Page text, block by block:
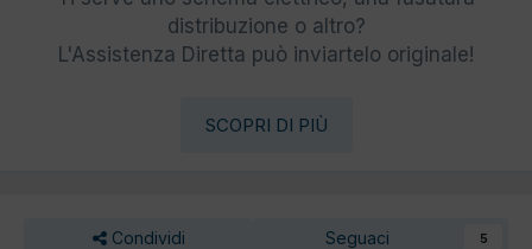
distribuzione o altro?
L'Assistenza Diretta può inviartelo originale!
SCOPRI DI PIÙ
Condividi Seguaci 5